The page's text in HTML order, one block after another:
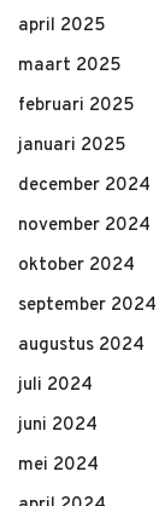
april 2025
maart 2025
februari 2025
januari 2025
december 2024
november 2024
oktober 2024
september 2024
augustus 2024
juli 2024
juni 2024
mei 2024